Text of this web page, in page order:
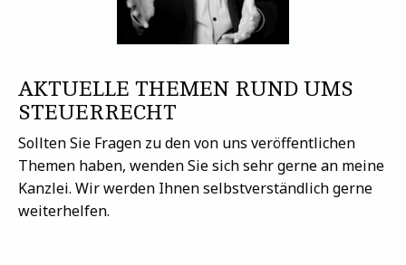
AKTUELLE THEMEN RUND UMS
STEUERRECHT
Sollten Sie Fragen zu den von uns veröffentlichen
Themen haben, wenden Sie sich sehr gerne an meine
Kanzlei. Wir werden Ihnen selbstverständlich gerne
weiterhelfen.